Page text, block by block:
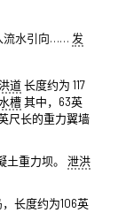
流水引向…… 发
道长度约为 117
槽其中，63英
尺长的重力翼墙
土重力坝。 泄洪
长度约为106英